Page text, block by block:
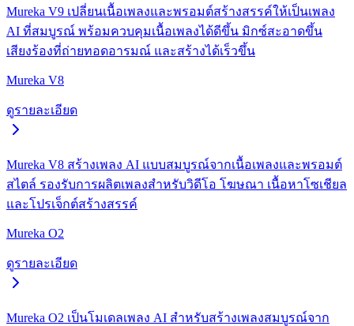
Mureka V9 เปลี่ยนเนื้อเพลงและพรอมต์สร้างสรรค์ให้เป็นเพลง
AI ที่สมบูรณ์ พร้อมควบคุมเนื้อเพลงได้ดีขึ้น มิกซ์สะอาดขึ้น
เสียงร้องที่ถ่ายทอดอารมณ์ และสร้างได้เร็วขึ้น
Mureka V8
ดูรายละเอียด
Mureka V8 สร้างเพลง AI แบบสมบูรณ์จากเนื้อเพลงและพรอมต์
สไตล์ รองรับการผลิตเพลงสำหรับวิดีโอ โฆษณา เนื้อหาโซเชียล
และโปรเจ็กต์สร้างสรรค์
Mureka O2
ดูรายละเอียด
Mureka O2 เป็นโมเดลเพลง AI สำหรับสร้างเพลงสมบูรณ์จาก